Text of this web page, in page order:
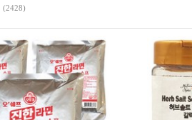
(2428)